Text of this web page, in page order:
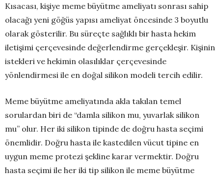
Kısacası, kişiye meme büyütme ameliyatı sonrası sahip
olacağı yeni göğüs yapısı ameliyat öncesinde 3 boyutlu
olarak gösterilir. Bu süreçte sağlıklı bir hasta hekim
iletişimi çerçevesinde değerlendirme gerçekleşir. Kişinin
istekleri ve hekimin olasılıklar çerçevesinde
yönlendirmesi ile en doğal silikon modeli tercih edilir.
Meme büyütme ameliyatında akla takılan temel
sorulardan biri de “damla silikon mu, yuvarlak silikon
mu” olur. Her iki silikon tipinde de doğru hasta seçimi
önemlidir. Doğru hasta ile kastedilen vücut tipine en
uygun meme protezi şekline karar vermektir. Doğru
hasta seçimi ile her iki tip silikon ile meme büyütme